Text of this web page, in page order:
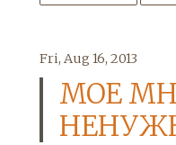
Fri, Aug 16, 2013
МОЕ